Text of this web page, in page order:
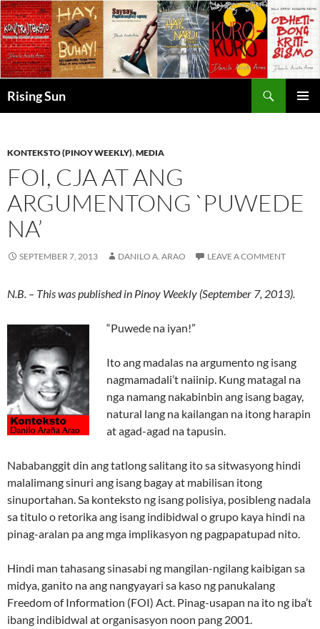
Skip
to
content
Rising Sun
KONTEKSTO (PINOY WEEKLY),MEDIA
FOI, CJA AT ANG
ARGUMENTONG `PUWEDE
NA’
SEPTEMBER 7, 2013 DANILO A. ARAO LEAVE A COMMENT
N.B. – This was published in Pinoy Weekly (September 7, 2013).
“Puwede na iyan!”
Ito ang madalas na argumento ng isang
nagmamadali’t naiinip. Kung matagal na
nga namang nakabinbin ang isang bagay,
natural lang na kailangan na itong harapin
at agad-agad na tapusin.
Nababanggit din ang tatlong salitang ito sa sitwasyong hindi
malalimang sinuri ang isang bagay at mabilisan itong
sinuportahan. Sa konteksto ng isang polisiya, posibleng nadala
sa titulo o retorika ang isang indibidwal o grupo kaya hindi na
pinag-aralan pa ang mga implikasyon ng pagpapatupad nito.
Hindi man tahasang sinasabi ng mangilan-ngilang kaibigan sa
midya, ganito na ang nangyayari sa kaso ng panukalang
Freedom of Information (FOI) Act. Pinag-usapan na ito ng iba’t
ibang indibidwal at organisasyon noon pang 2001.